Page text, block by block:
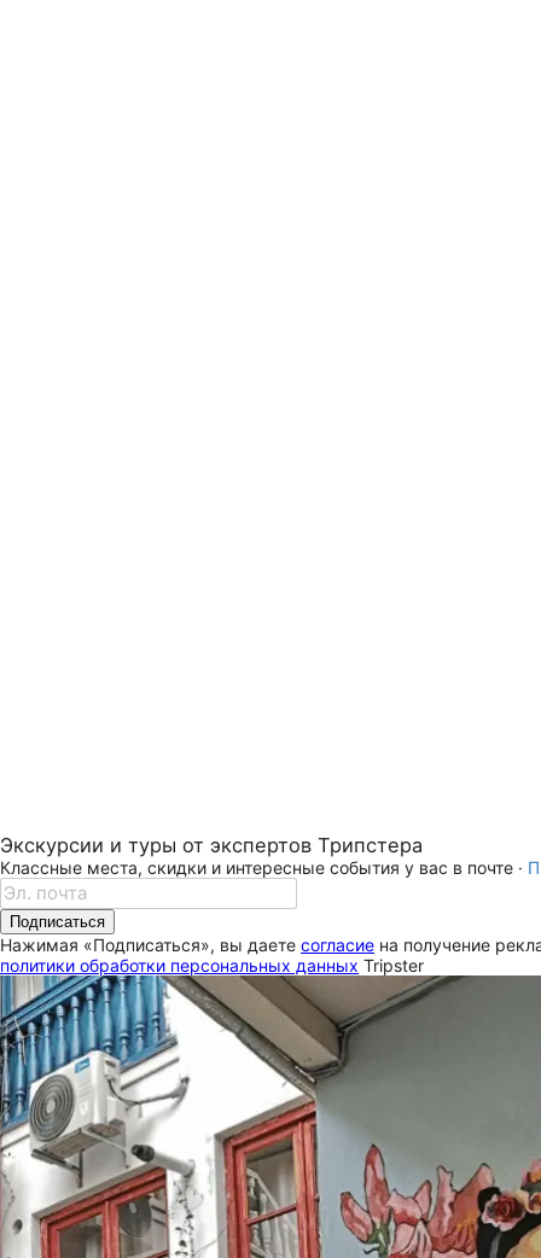
Экскурсии и туры от экспертов Трипстера
Классные места, скидки и интересные события у вас в почте ·
Подписаться
Нажимая «Подписаться», вы даете согласие на получение
политики обработки персональных данных Tripster